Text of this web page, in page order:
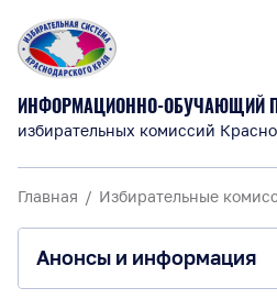
ИНФОРМАЦИОННО-ОБУЧАЮЩИЙ
избирательных комиссий
Главная Избирательные
Анонсы и информация